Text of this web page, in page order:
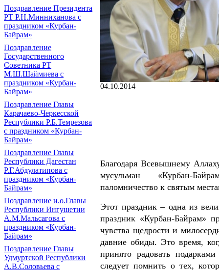
Поздравление Президента
РТ Р.Н.Минниханова с
праздником «Курбан-
Байрам»
Поздравление
Государственного
Советника РТ
М.Ш.Шаймиева с
праздником «Курбан-
Байрам»
Поздравление Главы
Карачаево-Черкесской
Республики Р.Б.Темрезова
с праздником «Курбан-
Байрам»
Поздравление Главы
Республики Дагестан
Р.Г.Абдулатипова с
праздником «Курбан-
Байрам»
Поздравление и.о.Главы
Республики Ингушетии
А.М.Мальсагова с
праздником «Курбан-
Байрам»
Поздравление Главы
Удмуртской Республики
А.В.Соловьева с
04.10.2014
Благодаря Всевышнему
мусульман – «Курбан-
паломничество к святым
Этот праздник – одна из
праздник «Курбан-Байрам»
чувства щедрости и
давние обиды. Это время,
принято радовать
следует помнить о тех,